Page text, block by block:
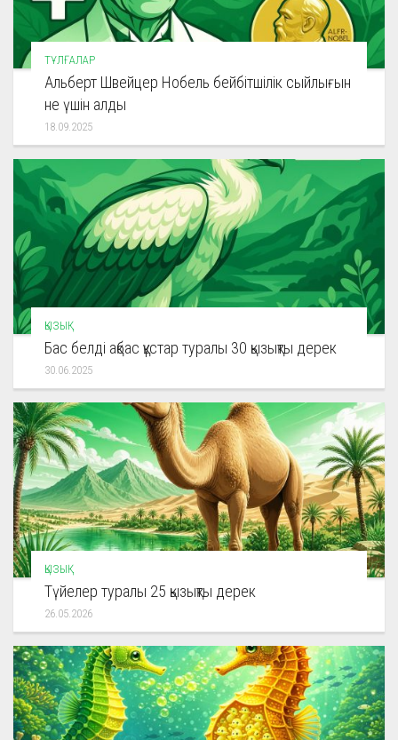
ТҰЛҒАЛАР
Альберт Швейцер Нобель бейбітшілік сыйлығын
не үшін алды
18.09.2025
ҚЫЗЫҚ
Бас белді ақбас құстар туралы 30 қызықты дерек
30.06.2025
ҚЫЗЫҚ
Түйелер туралы 25 қызықты дерек
26.05.2026